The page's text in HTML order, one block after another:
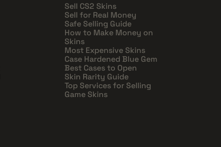
Sell CS2 Skins
Sell for Real Money
Safe Selling Guide
How to Make Money on
Skins
Most Expensive Skins
Case Hardened Blue Gem
Best Cases to Open
Skin Rarity Guide
Top Services for Selling
Game Skins